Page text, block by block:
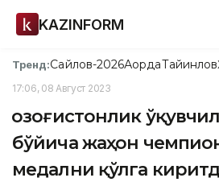
KAZINFORM
Тренд:Сайлов-2026АқордаТайинлов
17:06, 08 Август 2023
Қозоғистонлик
бўйича жаҳон
медални қўлга